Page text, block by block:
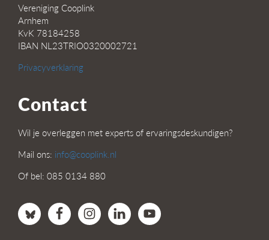
Vereniging Cooplink
Arnhem
KvK 78184258
IBAN NL23TRIO0320002721
Privacyverklaring
Contact
Wil je overleggen met experts of ervaringsdeskundigen?
Mail ons: info@cooplink.nl
Of bel: 085 0134 880